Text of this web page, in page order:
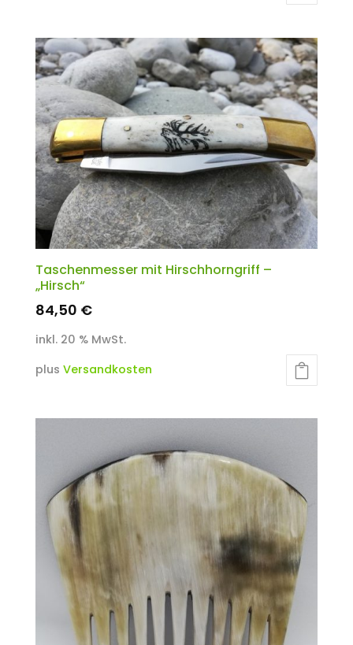
Taschenmesser mit Hirschhorngriff –
„Hirsch“
84,50 €
inkl. 20 % MwSt.
plus Versandkosten